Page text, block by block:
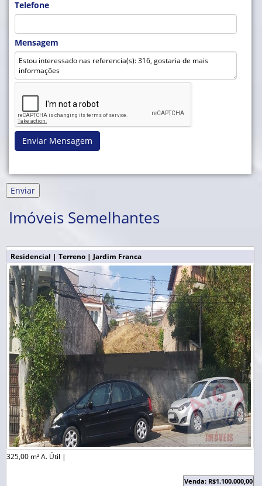
Telefone
Mensagem
Enviar Mensagem
Imóveis Semelhantes
Residencial | Terreno | Jardim Franca
325,00 m² A. Útil |
Venda: R$1.100.000,00